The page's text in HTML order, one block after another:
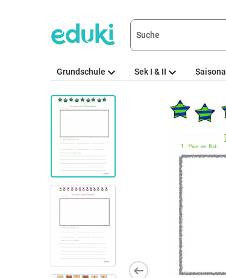
Grundschule Sek I & II Saisonal